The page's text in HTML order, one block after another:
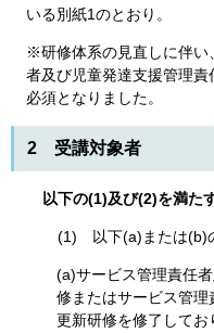
いる別紙1のとおり。
※研修体系の見直しに伴い
者及び児童発達支援管理
必須となりました。
2 受講対象者
以下の(1)及び(2)を満たす
(1) 以下(a)または(b)の
(a)サービス管理責任
修またはサービス管
更新研修を修了してお